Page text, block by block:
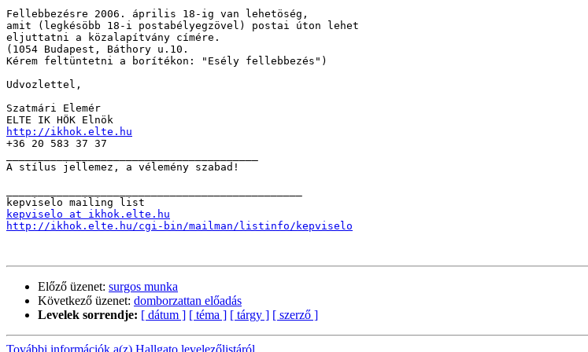
Fellebbezésre 2006. április 18-ig van lehetöség,
amit (legkésöbb 18-i postabélyegzövel) postai úton lehet
eljuttatni a közalapítvány címére.
(1054 Budapest, Báthory u.10.
Kérem feltüntetni a borítékon: "Esély fellebbezés")
Udvozlettel,
Szatmári Elemér
http://ikhok.elte.hu
+36 20 583 37 37
A stílus jellemez, a vélemény szabad!
kepviselo at ikhok.elte.hu
http://ikhok.elte.hu/cgi-bin/mailman/listinfo/kepviselo
Előző üzenet: surgos munka
Következő üzenet: domborzattan előadás
Levelek sorrendje: [ dátum ] [ téma ] [ tárgy ] [ szerző ]